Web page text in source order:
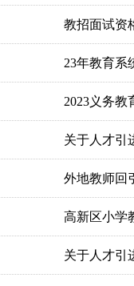
教招面试资
23年教育系
2023义务教
关于人才引
外地教师回
高新区小学
关于人才引